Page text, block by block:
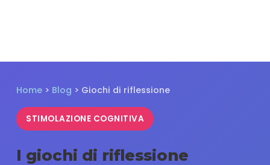
Home > Blog > Giochi di riflessione
STIMOLAZIONE COGNITIVA
I giochi di riflessione